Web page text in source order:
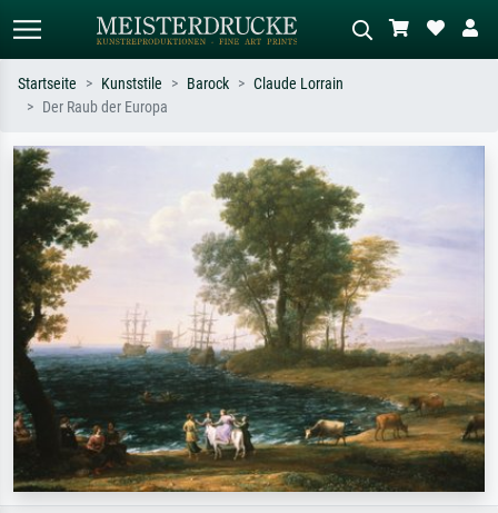
Suchen Sie nach Künstlern, Werktiteln
oder Stilen – z.B. Monet,
Sternennacht, Impressionismus, Welle
Hokusai, Akt.
Beschreiben Sie die Szene – z.B. Grüne
Wiese, Abstrakt mit viel Rot, Dunkles
Ölgemälde, Stehender Akt neben einem
Baum.
Startseite Kunststile Barock
Claude Lorrain
Der Raub der Europa